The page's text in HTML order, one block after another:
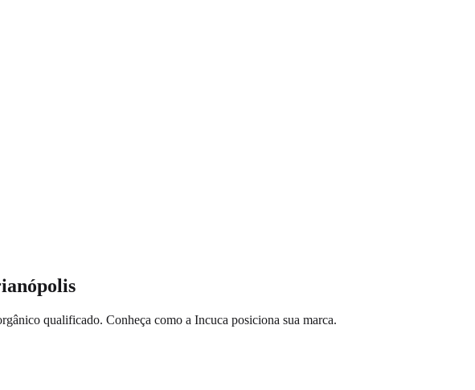
qualificado. Conheça como a Incuca posiciona sua marca.